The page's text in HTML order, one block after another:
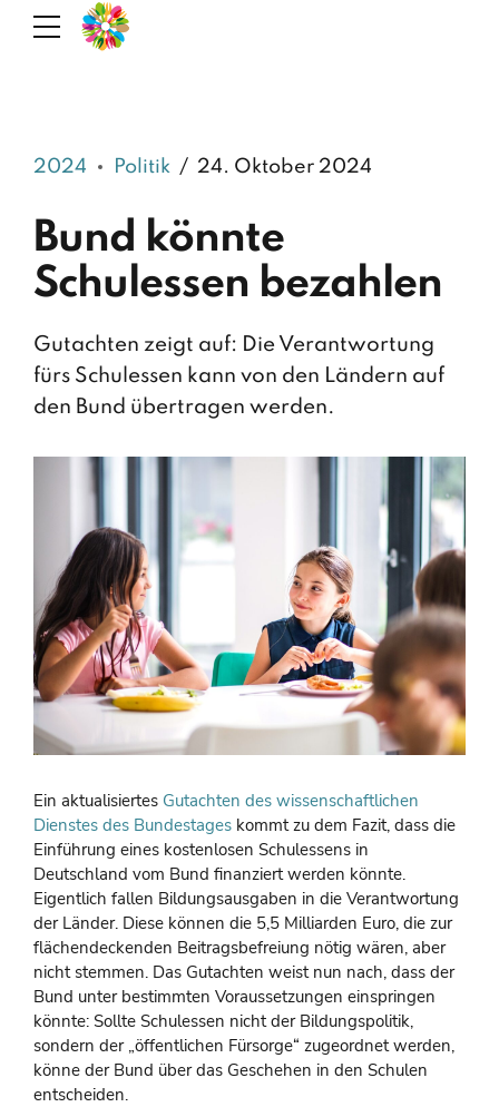
2024 Politik 24. Oktober 2024
Bund könnte
Schulessen bezahlen
Gutachten zeigt auf: Die Verantwortung
fürs Schulessen kann von den Ländern auf
den Bund übertragen werden.
Ein aktualisiertes Gutachten des wissenschaftlichen
Dienstes des Bundestages kommt zu dem Fazit, dass die
Einführung eines kostenlosen Schulessens in
Deutschland vom Bund finanziert werden könnte.
Eigentlich fallen Bildungsausgaben in die Verantwortung
der Länder. Diese können die 5,5 Milliarden Euro, die zur
flächendeckenden Beitragsbefreiung nötig wären, aber
nicht stemmen. Das Gutachten weist nun nach, dass der
Bund unter bestimmten Voraussetzungen einspringen
könnte: Sollte Schulessen nicht der Bildungspolitik,
sondern der „öffentlichen Fürsorge“ zugeordnet werden,
könne der Bund über das Geschehen in den Schulen
entscheiden.